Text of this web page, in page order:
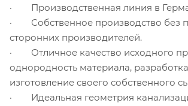
· Производственная линия в
· Собственное производство без
сторонних производителей.
· Отличное качество исходного
однородность материала,
изготовление своего собственного
· Идеальная геометрия